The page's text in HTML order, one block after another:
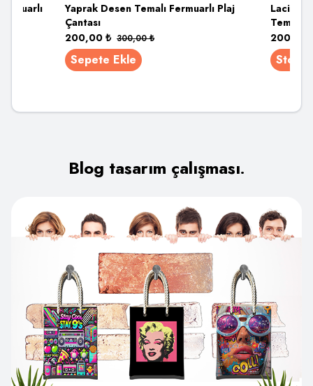
Yaprak Desen Temalı Fermuarlı Plaj
Çantası
200,00 ₺ 300,00₺
Sepete Ekle
Lacivert
Temalı
200,00
Stoğa
Blog tasarım çalışması.